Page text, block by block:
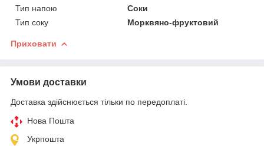
Тип напою
Соки
Тип соку
Морквяно-фруктовий
Приховати
Умови доставки
Доставка здійснюється тільки по передоплаті.
Нова Пошта
Укрпошта